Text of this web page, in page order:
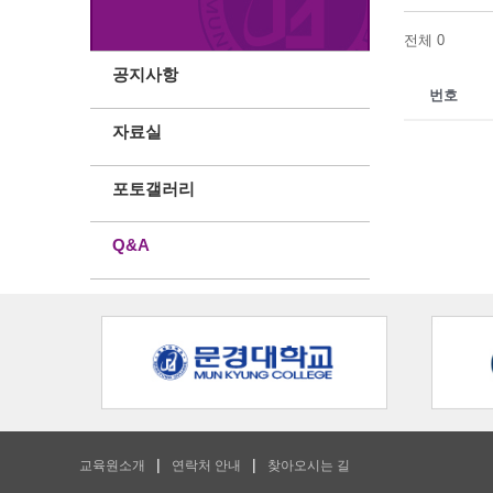
전체 0
번호
공지사항
자료실
포토갤러리
Q&A
교육원소개 연락처 안내 찾아오시는 길